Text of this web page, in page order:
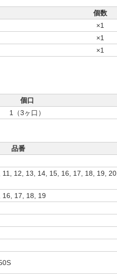
個数
×1
×1
×1
個口
1（3ヶ口）
品番
12, 13, 14, 15, 16, 17, 18, 19, 20,
16, 17, 18, 19